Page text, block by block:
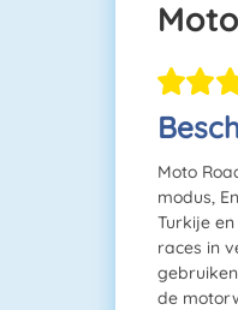
Moto
modus,
Turkije
races in
de